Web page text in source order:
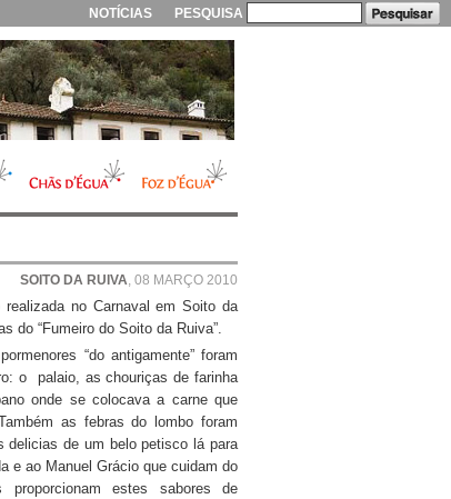
PESQUISA
NOTÍCIAS
SOITO DA RUIVA, 08 MARÇO 2010
realizada no Carnaval em Soito da
do “Fumeiro do Soito da Ruiva”.
“do antigamente” foram
o palaio, as chouriças de farinha
onde se colocava a carne que
as febras do lombo foram
delicias de um belo petisco lá para
e ao Manuel Grácio que cuidam do
estes sabores de